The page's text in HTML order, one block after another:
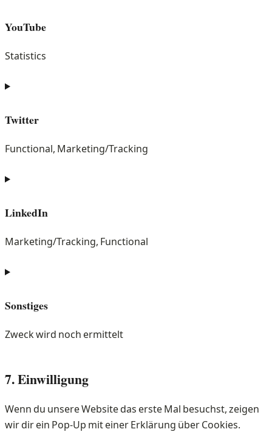
service
maps
YouTube
Statistics
Consent
service
Twitter
Functional, Marketing/Tracking
Consent
service
LinkedIn
Marketing/Tracking, Functional
Consent
service
Sonstiges
Zweck wird noch ermittelt
to
sonstiges
7. Einwilligung
Wenn du unsere Website das erste Mal besuchst, zeigen
wir dir ein Pop-Up mit einer Erklärung über Cookies.